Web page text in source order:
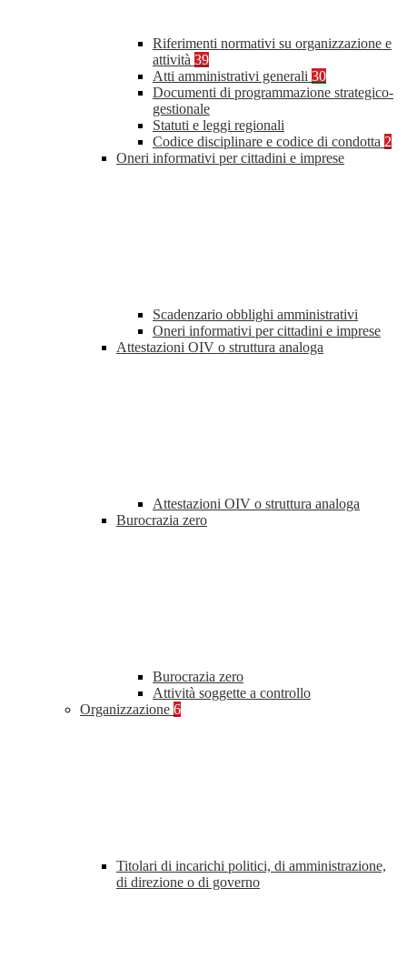
Riferimenti normativi su organizzazione e
attività 39
Atti amministrativi generali 30
Documenti di programmazione strategico-
gestionale
Statuti e leggi regionali
Codice disciplinare e codice di condotta 2
Oneri informativi per cittadini e imprese
Scadenzario obblighi amministrativi
Oneri informativi per cittadini e imprese
Attestazioni OIV o struttura analoga
Attestazioni OIV o struttura analoga
Burocrazia zero
Burocrazia zero
Attività soggette a controllo
Organizzazione 6
Titolari di incarichi politici, di amministrazione,
di direzione o di governo